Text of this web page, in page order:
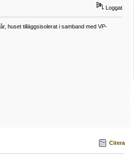
Loggat
huset tilläggsisolerat i samband med VP-
Citera